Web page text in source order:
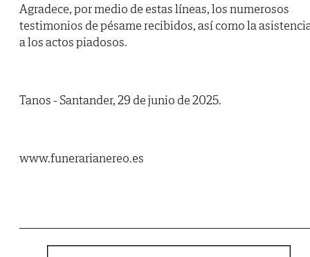
Agradece, por medio de estas líneas, los numerosos
testimonios de pésame recibidos, así como la
a los actos piadosos.
Tanos - Santander, 29 de junio de 2025.
www.funerarianereo.es